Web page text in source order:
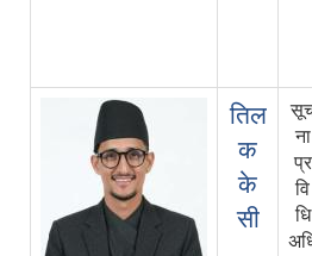
तिल
क
के
सी
ना
प्र
वि
धि